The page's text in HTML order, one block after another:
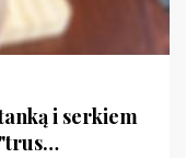
i serkiem